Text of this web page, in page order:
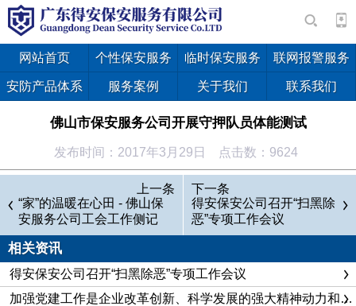
网站首页 个性保安服务 临时保安服务 联网报警服务
安防产品体系 服务案例 关于我们 联系我们
佛山市保安服务公司开展守押队员体能测试
发布时间：2017年3月29日 点击数：9624
上一条
“家”的温暖在心田 - 佛山保
安服务公司工会工作侧记
下一条
得安保安公司召开“扫黑除
恶”专项工作会议
相关资讯
得安保安公司召开“扫黑除恶”专项工作会议
加强党建工作是企业改革创新、科学发展的强大精神动力和重要政治保证